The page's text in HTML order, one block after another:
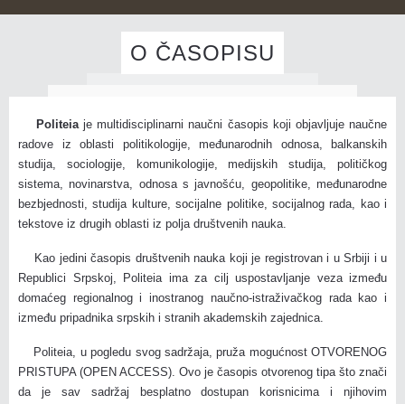
O ČASOPISU
Politeiaje multidisciplinarni naučni časopis koji objavljuje naučne
radove iz oblasti politikologije, međunarodnih odnosa, balkanskih
studija, sociologije, komunikologije, medijskih studija, političkog
sistema, novinarstva, odnosa s javnošću, geopolitike, međunarodne
bezbjednosti, studija kulture, socijalne politike, socijalnog rada, kao i
tekstove iz drugih oblasti iz polja društvenih nauka.
Kao jedini časopis društvenih nauka koji je registrovan i u Srbiji i u
Republici Srpskoj, Politeia ima za cilj uspostavljanje veza između
domaćeg regionalnog i inostranog naučno-istraživačkog rada kao i
između pripadnika srpskih i stranih akademskih zajednica.
Politeia, u pogledu svog sadržaja, pruža mogućnost OTVORENOG
PRISTUPA (OPEN ACCESS). Ovo je časopis otvorenog tipa što znači
da je sav sadržaj besplatno dostupan korisnicima i njihovim